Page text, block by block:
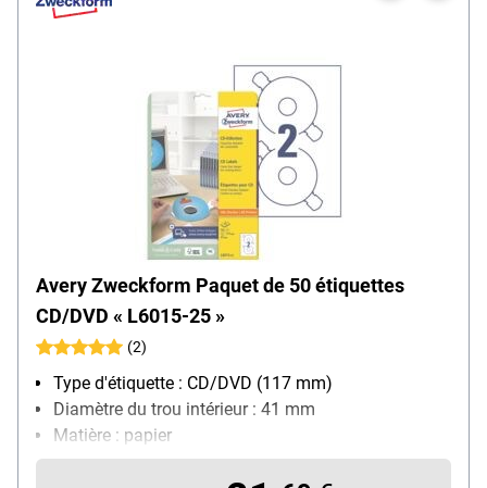
Avery Zweckform Paquet de 50 étiquettes
CD/DVD « L6015-25 »
(2)
Type d'étiquette : CD/DVD (117 mm)
Diamètre du trou intérieur : 41 mm
Matière : papier
Utilisation avec imprimantes/stylos : pour